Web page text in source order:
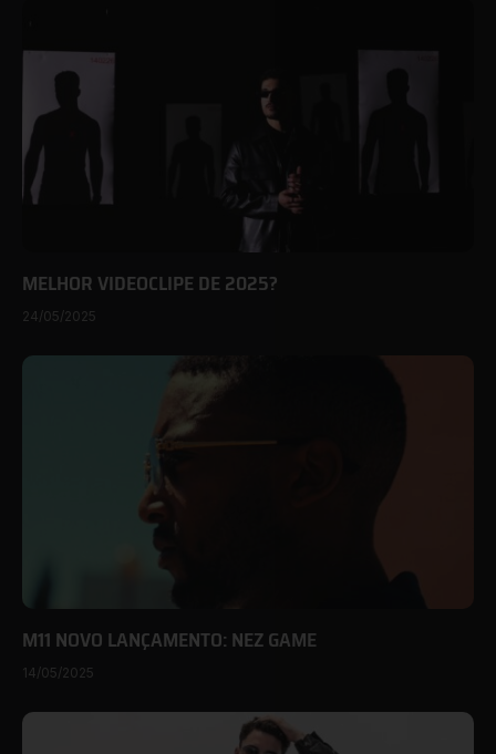
MELHOR VIDEOCLIPE DE 2025?
24/05/2025
M11 NOVO LANÇAMENTO: NEZ GAME
14/05/2025